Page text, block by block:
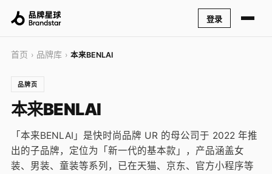
登录
首页 › 品牌库 › 本来BENLAI
品牌页
本来BENLAI
「本来BENLAI」是快时尚品牌 UR 的母公司于 2022 年推
出的子品牌，定位为「新一代的基本款」，产品涵盖女
装、男装、童装等系列，已在天猫、京东、官方小程序等